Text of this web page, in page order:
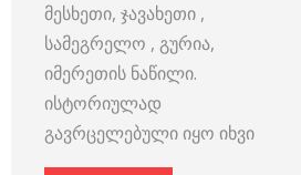
მესხეთი, ჯავახეთი ,
სამეგრელო , გურია,
იმერეთის ნაწილი.
ისტორიულად
გავრცელებული იყო იხვი